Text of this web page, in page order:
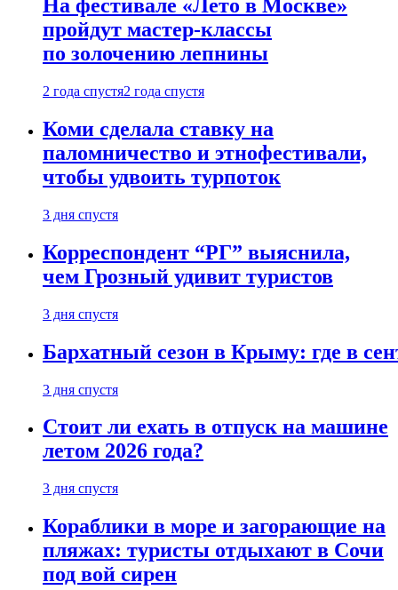
На фестивале «Лето в Москве»
пройдут мастер-классы
по золочению лепнины
2 года спустя2 года спустя
Коми сделала ставку на
паломничество и этнофестивали,
чтобы удвоить турпоток
3 дня спустя
Корреспондент “РГ” выяснила,
чем Грозный удивит туристов
3 дня спустя
Бархатный сезон в Крыму: где в
3 дня спустя
Стоит ли ехать в отпуск на машине
летом 2026 года?
3 дня спустя
Кораблики в море и загорающие на
пляжах: туристы отдыхают в Сочи
под вой сирен